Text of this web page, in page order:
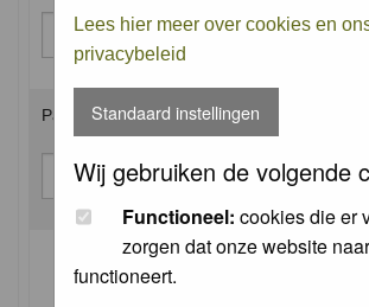
Lees hier meer over cookies en
privacybeleid
Standaard instellingen
Wij gebruiken de volgende
Functioneel: cookies die er
zorgen dat onze website
functioneert.
Password:
Log me on automatically each visit: